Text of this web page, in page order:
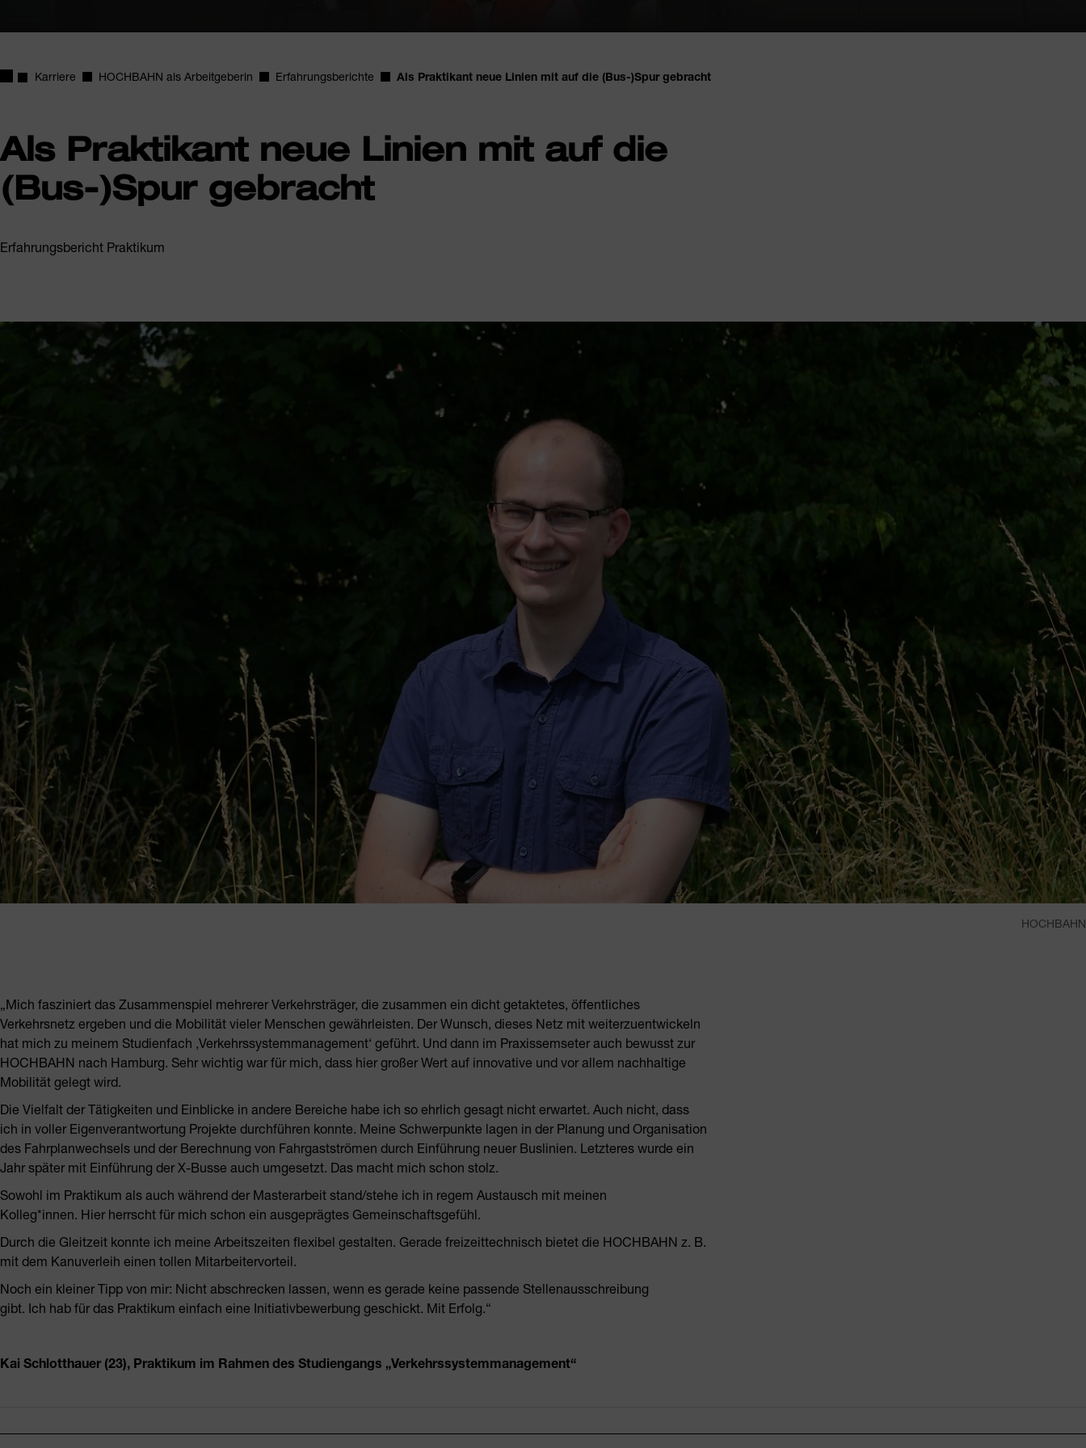
Startseite
Karriere HOCHBAHN als Arbeitgeberin Erfahrungsberichte Als Praktikant neue Linien mit auf die (Bus-)Spur gebracht
Als Praktikant neue Linien mit auf die
(Bus-)Spur gebracht
Erfahrungsbericht Praktikum
HOCHBAHN
„Mich fasziniert das Zusammenspiel mehrerer Verkehrsträger, die zusammen ein dicht getaktetes, öffentliches
Verkehrsnetz ergeben und die Mobilität vieler Menschen gewährleisten. Der Wunsch, dieses Netz mit weiterzuentwickeln
hat mich zu meinem Studienfach ,Verkehrssystemmanagement‘ geführt. Und dann im Praxissemseter auch bewusst zur
HOCHBAHN nach Hamburg. Sehr wichtig war für mich, dass hier großer Wert auf innovative und vor allem nachhaltige
Mobilität gelegt wird.
Die Vielfalt der Tätigkeiten und Einblicke in andere Bereiche habe ich so ehrlich gesagt nicht erwartet. Auch nicht, dass
ich in voller Eigenverantwortung Projekte durchführen konnte. Meine Schwerpunkte lagen in der Planung und Organisation
des Fahrplanwechsels und der Berechnung von Fahrgastströmen durch Einführung neuer Buslinien. Letzteres wurde ein
Jahr später mit Einführung der X-Busse auch umgesetzt. Das macht mich schon stolz.
Sowohl im Praktikum als auch während der Masterarbeit stand/stehe ich in regem Austausch mit meinen
Kolleg*innen. Hier herrscht für mich schon ein ausgeprägtes Gemeinschaftsgefühl.
Durch die Gleitzeit konnte ich meine Arbeitszeiten flexibel gestalten. Gerade freizeittechnisch bietet die HOCHBAHN z. B.
mit dem Kanuverleih einen tollen Mitarbeitervorteil.
Noch ein kleiner Tipp von mir: Nicht abschrecken lassen, wenn es gerade keine passende Stellenausschreibung
gibt. Ich hab für das Praktikum einfach eine Initiativbewerbung geschickt. Mit Erfolg.“
Kai Schlotthauer (23), Praktikum im Rahmen des Studiengangs „Verkehrssystemmanagement“